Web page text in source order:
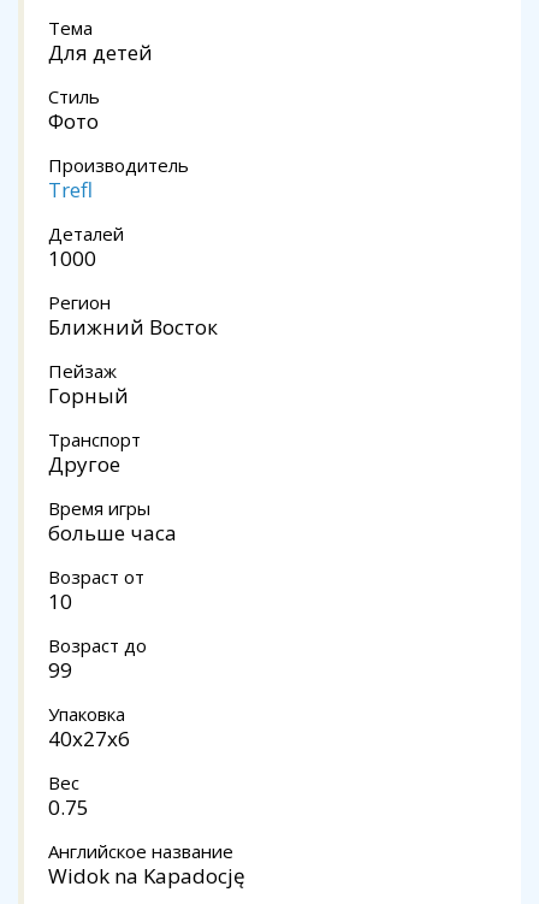
Тема
Для детей
Стиль
Фото
Производитель
Trefl
Деталей
1000
Регион
Ближний Восток
Пейзаж
Горный
Транспорт
Другое
Время игры
больше часа
Возраст от
10
Возраст до
99
Упаковка
40x27x6
Вес
0.75
Английское название
Widok na Kapadocję